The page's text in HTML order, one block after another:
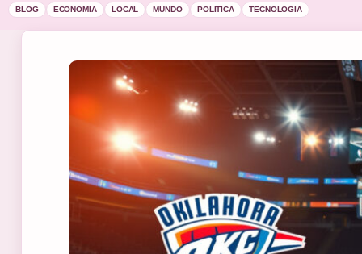
BLOG ECONOMIA LOCAL MUNDO POLITICA TECNOLOGIA